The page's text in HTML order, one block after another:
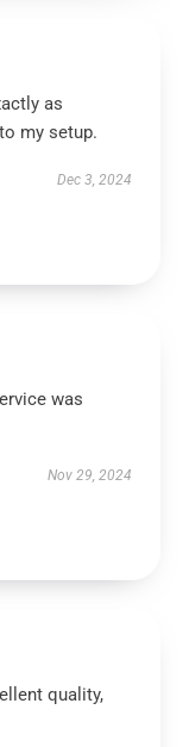
as
my setup.
Dec 3, 2024
was
Nov 29, 2024
quality,